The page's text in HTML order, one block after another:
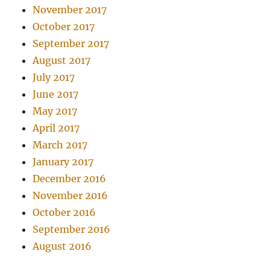
November 2017
October 2017
September 2017
August 2017
July 2017
June 2017
May 2017
April 2017
March 2017
January 2017
December 2016
November 2016
October 2016
September 2016
August 2016